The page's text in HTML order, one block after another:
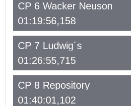
CP 6 Wacker Neuson
01:19:56,158
CP 7 Ludwig´s
01:26:55,715
CP 8 Repository
01:40:01,102